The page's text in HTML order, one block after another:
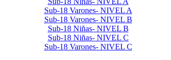
Sub-18 Varones- NIVEL A
Sub-18 Varones- NIVEL B
Sub-18 Niñas- NIVEL B
Sub-18 Niñas- NIVEL C
Sub-18 Varones- NIVEL C